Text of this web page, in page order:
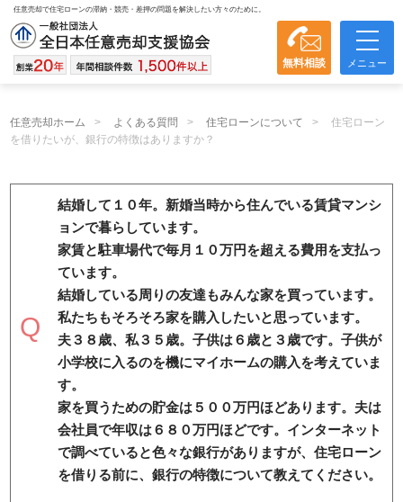
任意売却で住宅ローンの滞納・競売・差押の問題を解決したい方々のために。
無料相談 メニュー
任意売却ホーム よくある質問 住宅ローンについて
住宅ローン
を借りたいが、銀行の特徴はありますか？
結婚して１０年。新婚当時から住んでいる賃貸マンシ
ョンで暮らしています。
家賃と駐車場代で毎月１０万円を超える費用を支払っ
ています。
結婚している周りの友達もみんな家を買っています。
私たちもそろそろ家を購入したいと思っています。
夫３８歳、私３５歳。子供は６歳と３歳です。子供が
小学校に入るのを機にマイホームの購入を考えていま
す。
家を買うための貯金は５００万円ほどあります。夫は
会社員で年収は６８０万円ほどです。インターネット
で調べていると色々な銀行がありますが、住宅ローン
を借りる前に、銀行の特徴について教えてください。